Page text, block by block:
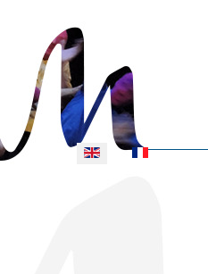
Select your language